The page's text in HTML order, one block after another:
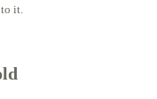
it.